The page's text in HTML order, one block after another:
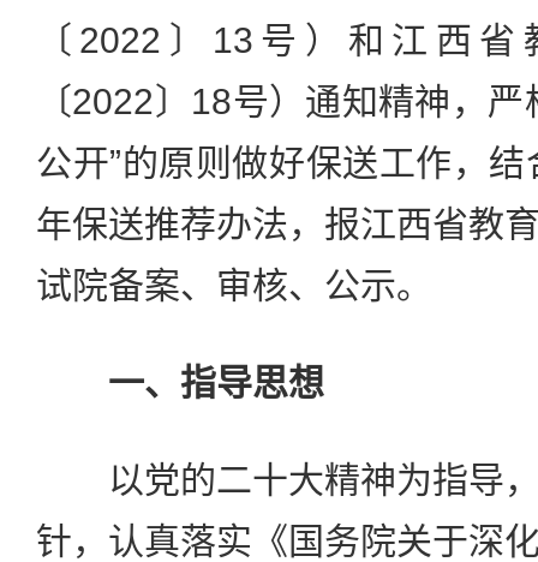
〔2022〕13号）和江西
〔2022〕18号）通知精神，
公开”的原则做好保送工作，
年保送推荐办法，报江西省教
试院备案、审核、公示。
一、指导思想
以党的二十大精神为指导，
针，认真落实《国务院关于深